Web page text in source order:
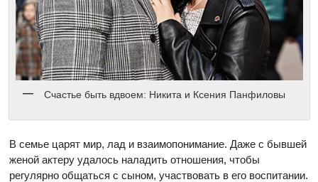
Счастье быть вдвоем: Никита и Ксения Панфиловы
В семье царят мир, лад и взаимопонимание. Даже с бывшей
женой актеру удалось наладить отношения, чтобы
регулярно общаться с сыном, участвовать в его воспитании.